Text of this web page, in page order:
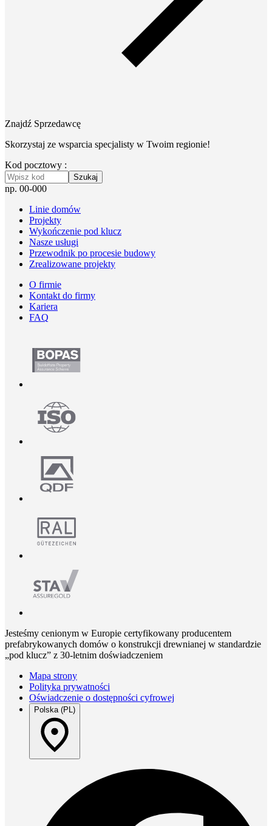
Znajdź Sprzedawcę
Skorzystaj ze wsparcia specjalisty w Twoim regionie!
Kod pocztowy :
Szukaj
np. 00-000
Linie domów
Projekty
Wykończenie pod klucz
Nasze usługi
Przewodnik po procesie budowy
Zrealizowane projekty
O firmie
Kontakt do firmy
Kariera
FAQ
Jesteśmy cenionym w Europie certyfikowany producentem
prefabrykowanych domów o konstrukcji drewnianej w standardzie
„pod klucz” z 30-letnim doświadczeniem
Mapa strony
Polityka prywatności
Oświadczenie o dostępności cyfrowej
Polska (PL)